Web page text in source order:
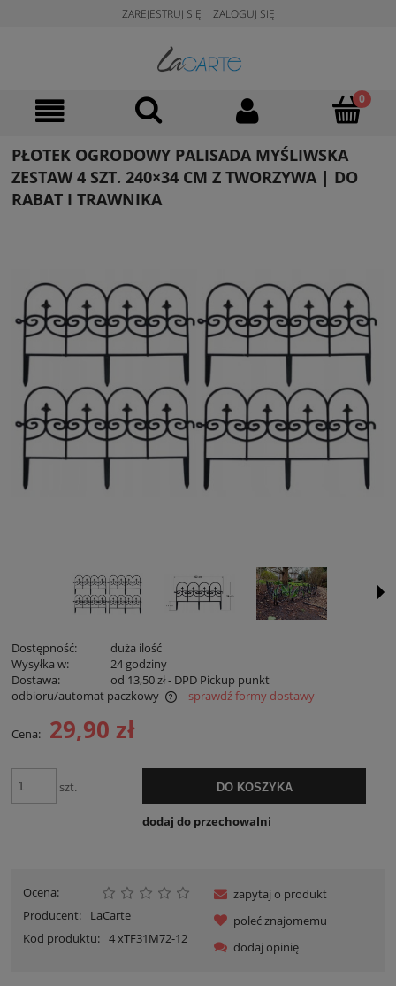
ZAREJESTRUJ SIĘ ZALOGUJ SIĘ
PŁOTEK OGRODOWY PALISADA MYŚLIWSKA
ZESTAW 4 SZT. 240×34 CM Z TWORZYWA | DO
RABAT I TRAWNIKA
Dostępność:
duża ilość
Wysyłka w:
24 godziny
Dostawa:
od 13,50 zł- DPD Pickup punkt
odbioru/automat paczkowy
sprawdź formy dostawy
Cena: 29,90 zł
szt. DO KOSZYKA
dodaj do przechowalni
Ocena:
Producent:
LaCarte
Kod produktu: 4 xTF31M72-12
zapytaj o produkt
poleć znajomemu
dodaj opinię